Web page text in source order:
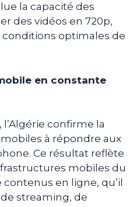
la capacité des
des vidéos en 720p,
conditions optimales de
en constante
l’Algérie confirme la
à répondre aux
Ce résultat reflète
mobiles du
en ligne, qu’il
streaming, de